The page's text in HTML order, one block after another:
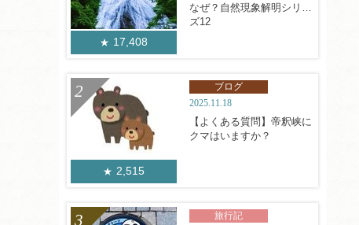
17,408
なぜ？自然現象解明シリー
ズ12
2,515
ブログ
2025.11.18
【よくある質問】帝釈峡に
クマはいますか？
旅行記